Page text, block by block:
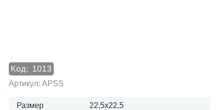
Код: 1013
Артикул: APSS
Размер 22,5x22,5